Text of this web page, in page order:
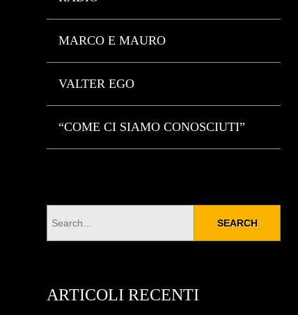
MARCO E MAURO
VALTER EGO
“COME CI SIAMO CONOSCIUTI”
ARTICOLI RECENTI